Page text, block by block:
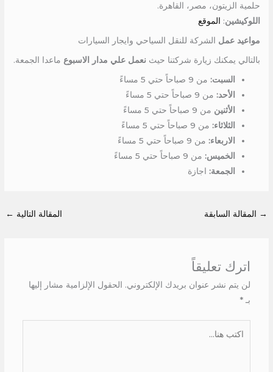
حلمية الزيتون، مصر، القاهرة.
اللوكيشين: الموقع
مواعيد عمل الشركة للنقل السياحي وايجار السيارات
بالتالي يمكنك زيارة شركتنا حيثنعمل علي مدار الاسبوع ماعدا الجمعة.
السبت: من 9 صباحاً حتي 5 مساءً
الأحد: من 9 صباحاً حتي 5 مساءً
الأثنين من 9 صباحاً حتي 5 مساءً
الثلاثاء: من 9 صباحاً حتي 5 مساءً
الاربعاء: من 9 صباحاً حتي 5 مساءً
الخميس: من 9 صباحاً حتي 5 مساءً
الجمعة: اجازة
→ المقالة السابقة المقالة التالية ←
اترك تعليقاً
لن يتم نشر عنوان بريدك الإلكتروني. الحقول الإلزامية مشار إليها
بـ *